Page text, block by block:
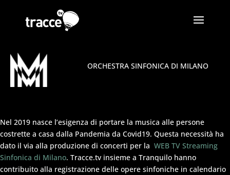
ORCHESTRA SINFONICA DI MILANO
Nel 2019 nasce l’esigenza di portare la musica alle persone
costrette a casa dalla Pandemia da Covid19. Questa necessità ha
dato il via alla produzione di concerti per la WEB TV Streaming
Sinfonica di Milano. Tracce.tv insieme a Tranquilo hanno
contribuito alla registrazione delle opere sinfoniche in calendario